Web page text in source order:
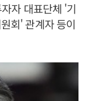
자 대표단체 '기
회' 관계자 등이